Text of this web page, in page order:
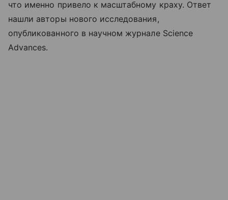
что именно привело к масштабному краху. Ответ
нашли авторы нового исследования,
опубликованного в научном журнале Science
Advances.